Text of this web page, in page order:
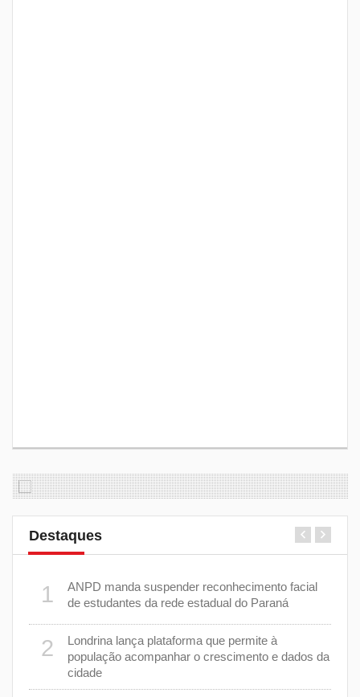
Destaques
1
ANPD manda suspender reconhecimento facial
de estudantes da rede estadual do Paraná
2
Londrina lança plataforma que permite à
população acompanhar o crescimento e dados da
cidade